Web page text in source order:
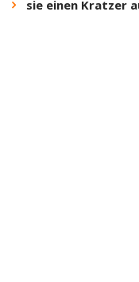
sie einen Kratzer